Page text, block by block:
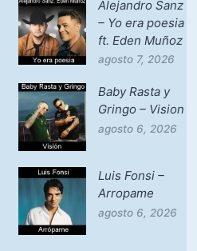
Alejandro Sanz
– Yo era poesia
ft. Eden Muñoz
agosto 7, 2026
Baby Rasta y
Gringo – Vision
agosto 6, 2026
Luis Fonsi –
Arropame
agosto 6, 2026